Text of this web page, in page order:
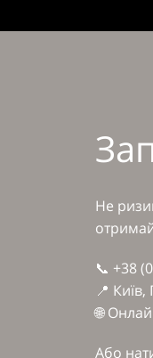
Не
📞 +38
📍
🌐
Або